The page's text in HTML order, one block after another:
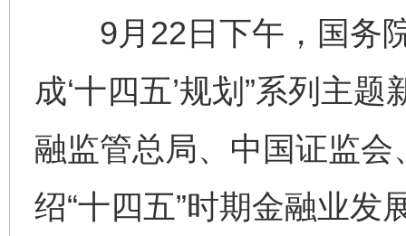
9月22日下午，国务院
成‘十四五’规划”系列主
融监管总局、中国证监
绍“十四五”时期金融业发